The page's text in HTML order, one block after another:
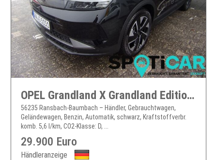
OPEL Grandland X Grandland Edition 1.2 Hybr. RFK SITZH OPEL FLAT
56235 Ransbach-Baumbach – Händler, Gebrauchtwagen,
Geländewagen, Benzin, Automatik, schwarz, Kraftstoffverbr.
komb. 5,6 l/km, CO2-Klasse: D, ...
29.900 Euro
Händleranzeige